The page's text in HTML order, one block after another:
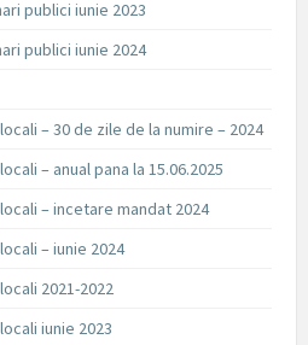
publici iunie 2023
publici iunie 2024
– 30 de zile de la numire – 2024
– anual pana la 15.06.2025
– incetare mandat 2024
– iunie 2024
2021-2022
iunie 2023